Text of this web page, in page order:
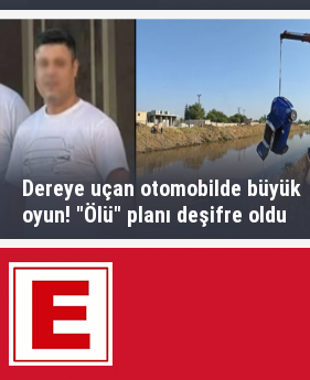
Dereye uçan otomobilde büyük
oyun! "Ölü" planı deşifre oldu